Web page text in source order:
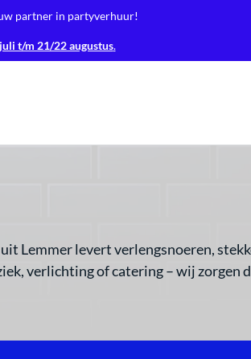
partner in partyverhuur!
t/m 21/22 augustus.
Lemmer levert verlengsnoeren,
verlichting of catering – wij zorgen